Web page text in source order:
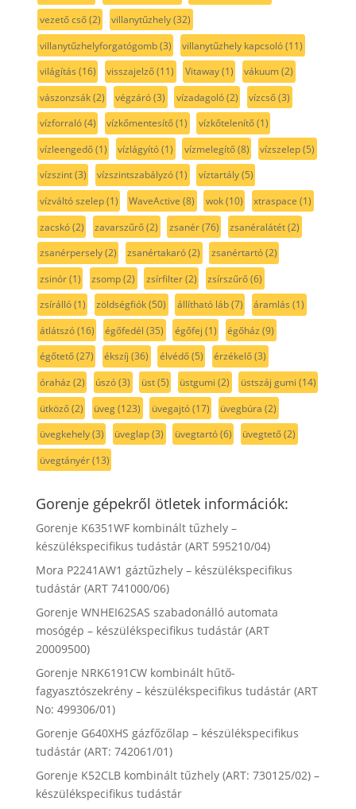
vezető cső(2) villanytűzhely(32)
villanytűzhelyforgatógomb(3) villanytűzhely kapcsoló(11)
világítás (16) visszajelző(11) Vitaway(1) vákuum(2)
vászonzsák(2) végzáró(3) vízadagoló(2) vízcső(3)
vízforraló(4) vízkőmentesítő(1) vízkőtelenítő(1)
vízleengedő(1) vízlágyító(1) vízmelegítő(8) vízszelep(5)
vízszint(3) vízszintszabályzó(1) víztartály(5)
vízváltó szelep(1) WaveActive (8) wok(10) xtraspace (1)
zacskó(2) zavarszűrő(2) zsanér(76) zsanéralátét(2)
zsanérpersely(2) zsanértakaró(2) zsanértartó(2)
zsinór(1) zsomp(2) zsírfilter(2) zsírszűrő(6)
zsírálló(1) zöldségfiók(50) állítható láb(7) áramlás (1)
átlátszó(16) égőfedél (35) égőfej (1) égőház (9)
égőtető(27) ékszíj (36) élvédő(5) érzékelő(3)
óraház (2) úszó(3) üst(5) üstgumi (2) üstszáj gumi (14)
ütköző(2) üveg(123) üvegajtó(17) üvegbúra (2)
üvegkehely(3) üveglap(3) üvegtartó(6) üvegtető(2)
üvegtányér(13)
Gorenje gépekről ötletek információk:
Gorenje K6351WF kombinált tűzhely –
készülékspecifikus tudástár (ART 595210/04)
Mora P2241AW1 gáztűzhely – készülékspecifikus
tudástár (ART 741000/06)
Gorenje WNHEI62SAS szabadonálló automata
mosógép – készülékspecifikus tudástár (ART
20009500)
Gorenje NRK6191CW kombinált hűtő-
fagyasztószekrény – készülékspecifikus tudástár (ART
No: 499306/01)
Gorenje G640XHS gázfőzőlap – készülékspecifikus
tudástár (ART: 742061/01)
Gorenje K52CLB kombinált tűzhely (ART: 730125/02) –
készülékspecifikus tudástár